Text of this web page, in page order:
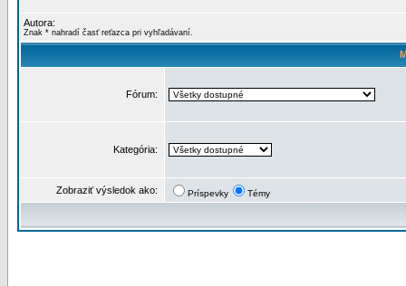
Autora:
Znak * nahradí časť reťazca pri vyhľadávaní.
Fórum:
Kategória:
Zobraziť výsledok ako: Príspevky Témy